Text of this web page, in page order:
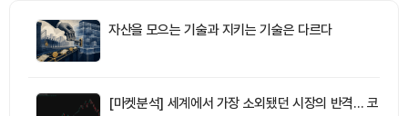
자산을 모으는 기술과 지키는 기술은 다르다
[마켓분석] 세계에서 가장 소외됐던 시장의 반격… 코